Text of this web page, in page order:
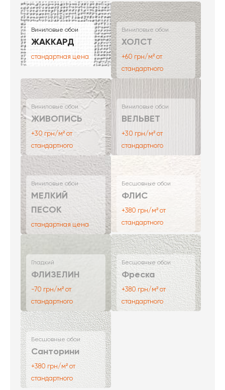
Виниловые обои
ЖАККАРД
стандартная цена
Виниловые обои
ХОЛСТ
+60 грн/м² от
стандартного
Виниловые обои
ЖИВОПИСЬ
+30 грн/м² от
стандартного
Виниловые обои
ВЕЛЬВЕТ
+30 грн/м² от
стандартного
Виниловые обои
МЕЛКИЙ
ПЕСОК
стандартная цена
Бесшовные обои
ФЛИС
+380 грн/м² от
стандартного
Гладкий
ФЛИЗЕЛИН
-70 грн/м² от
стандартного
Бесшовные обои
Фреска
+380 грн/м² от
стандартного
Бесшовные обои
Санторини
+380 грн/м² от
стандартного